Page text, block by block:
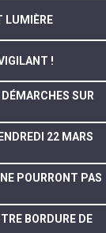
LUMIÈRE
!
SUR
22 MARS
POURRONT PAS
BORDURE DE